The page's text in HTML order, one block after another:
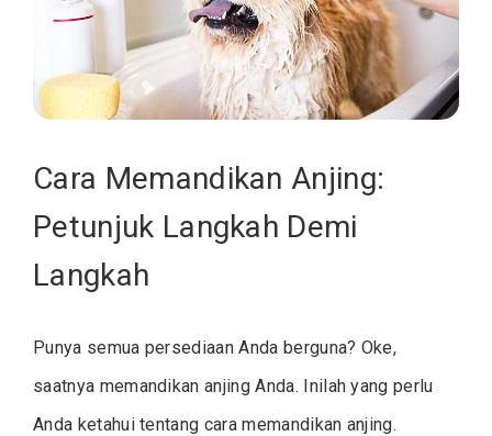
Cara Memandikan Anjing:
Petunjuk Langkah Demi
Langkah
Punya semua persediaan Anda berguna? Oke,
saatnya memandikan anjing Anda. Inilah yang perlu
Anda ketahui tentang cara memandikan anjing.